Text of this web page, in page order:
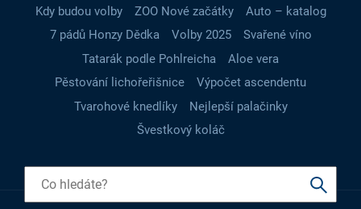
Kdy budou volby
ZOO Nové začátky
Auto – katalog
7 pádů Honzy Dědka
Volby 2025
Svařené víno
Tatarák podle Pohlreicha
Aloe vera
Pěstování lichořeřišnice
Výpočet ascendentu
Tvarohové knedlíky
Nejlepší palačinky
Švestkový koláč